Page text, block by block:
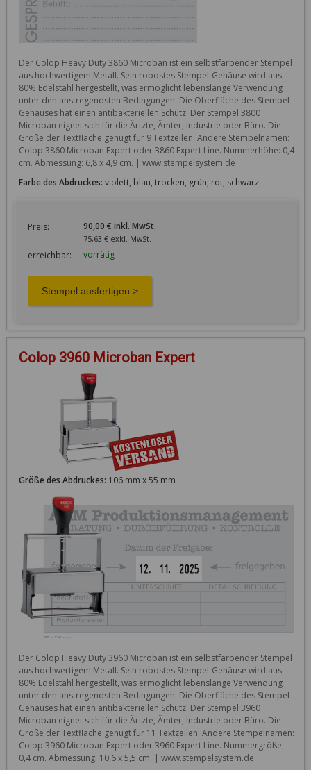
Der Colop Heavy Duty 3860 Microban ist ein selbstfärbender Stempel
aus hochwertigem Metall. Sein robostes Stempel-Gehäuse wird aus
80% Edelstahl hergestellt, was ermöglicht lebenslange Verwendung
unter den anstregendsten Bedingungen. Die Oberfläche des Stempel-
Gehäuses hat einen antibakteriellen Schutz. Der Stempel 3800
Microban eignet sich für die Ärtzte, Ämter, Industrie oder Büro. Die
Größe der Textfläche genügt für 9 Textzeilen. Andere Stempelnamen:
Colop 3860 Microban Expert oder 3860 Expert Line. Nummerhöhe: 0,4
cm. Abmessung: 6,8 x 4,9 cm. | www.stempelsystem.de
Farbe des Abdruckes: violett, blau, trocken, grün, rot, schwarz
Preis: 90,00 € inkl. MwSt.
75,63 € exkl. MwSt.
erreichbar: vorrätig
Colop 3960 Microban Expert
Größe des Abdruckes: 106 mm x 55 mm
Der Colop Heavy Duty 3960 Microban ist ein selbstfärbender Stempel
aus hochwertigem Metall. Sein robostes Stempel-Gehäuse wird aus
80% Edelstahl hergestellt, was ermöglicht lebenslange Verwendung
unter den anstregendsten Bedingungen. Die Oberfläche des Stempel-
Gehäuses hat einen antibakteriellen Schutz. Der Stempel 3960
Microban eignet sich für die Ärtzte, Ämter, Industrie oder Büro. Die
Größe der Textfläche genügt für 11 Textzeilen. Andere Stempelnamen:
Colop 3960 Microban Expert oder 3960 Expert Line. Nummergröße:
0,4 cm. Abmessung: 10,6 x 5,5 cm. | www.stempelsystem.de